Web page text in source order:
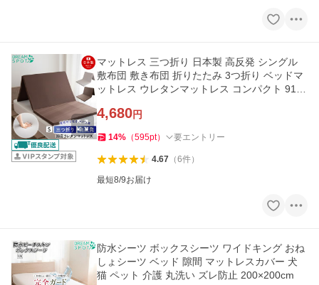
マットレス 三つ折り 日本製 高反発 シングル
敷布団 敷き布団 折りたたみ 3つ折り ベッドマ
ットレス ウレタンマットレス コンパクト 91×1
4,680円
14% （595pt） 要エントリー
4.67（6件）
最短8/9お届け
防水シーツ ボックスシーツ ワイドキング おね
しょシーツ ベッド 隙間 マットレスカバー 犬
猫 ペット 介護 丸洗い ズレ防止 200×200cm